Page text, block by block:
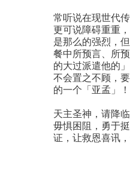
常听说在现世代
更可说障碍重重
是那么的强烈，
餐中所预言、所
的大过派遣他的
不会置之不顾，
的一个「亚孟」！
天主圣神，请降
毋惧困阻，勇于
证，让救恩喜讯，